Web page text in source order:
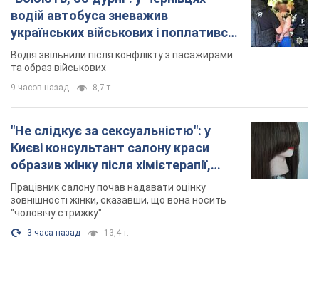
Києві консультант салону краси
образив жінку після хімієтерапії,
розгорівся скандал. Фото
зовнішності жінки, сказавши, що вона носить
"чоловічу стрижку"
3 часа назад 13,4 т.